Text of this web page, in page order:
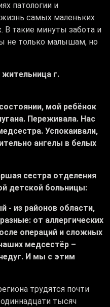
патологии и
самых маленьких
такие минуты забота и
не только малышам, но
жительница г.
мой ребёнок
Переживала. Нас
Успокаивали,
ангелы в белых
сестра отделения
детской больницы:
- из районов области,
от аллергических
операций и сложных
медсестёр –
И мы с этим
трудятся почти
тысяч